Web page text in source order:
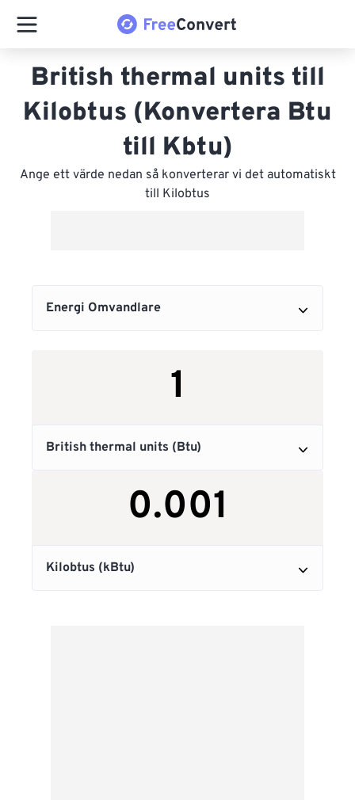
British thermal units till
Kilobtus (Konvertera Btu
till Kbtu)
Ange ett värde nedan så konverterar vi det automatiskt
till Kilobtus